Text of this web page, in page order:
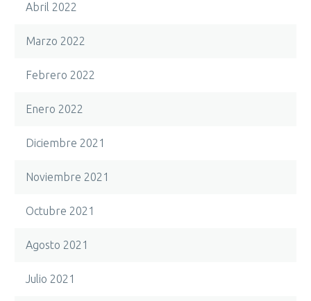
Abril 2022
Marzo 2022
Febrero 2022
Enero 2022
Diciembre 2021
Noviembre 2021
Octubre 2021
Agosto 2021
Julio 2021